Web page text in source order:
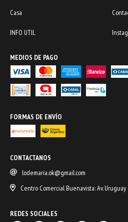
Casa
INFO UTIL
MEDIOS DE PAGO
FORMAS DE ENVÍO
CONTACTANOS
lodemaria.ok@gmail.com
Centro Comercial Buenavista: Av. Uruguay
REDES SOCIALES